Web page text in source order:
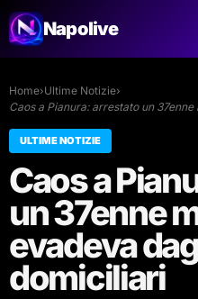
Napolive
Home›Ultime Notizie›
Caos a Pianura: arrestato un
ULTIME NOTIZIE
Caos a
un 37enne
evadeva
domiciliari